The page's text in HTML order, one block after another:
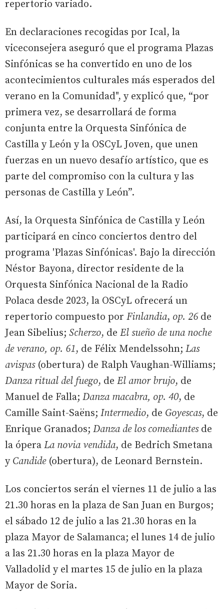
repertorio variado.
En declaraciones recogidas por Ical, la
viceconsejera aseguró que el programa Plazas
Sinfónicas se ha convertido en uno de los
acontecimientos culturales más esperados del
verano en la Comunidad", y explicó que, “por
primera vez, se desarrollará de forma
conjunta entre la Orquesta Sinfónica de
Castilla y León y la OSCyL Joven, que unen
fuerzas en un nuevo desafío artístico, que es
parte del compromiso con la cultura y las
personas de Castilla y León”.
Así, la Orquesta Sinfónica de Castilla y León
participará en cinco conciertos dentro del
programa 'Plazas Sinfónicas'. Bajo la dirección
Néstor Bayona, director residente de la
Orquesta Sinfónica Nacional de la Radio
Polaca desde 2023, la OSCyL ofrecerá un
repertorio compuesto por Finlandia, op. 26de
Jean Sibelius; Scherzo, de El sueño de una noche
de verano, op. 61, de Félix Mendelssohn; Las
avispas(obertura) de Ralph Vaughan-Williams;
Danza ritual del fuego, de El amor brujo, de
Manuel de Falla; Danza macabra, op. 40, de
Camille Saint-Saëns; Intermedio, de Goyescas, de
Enrique Granados; Danza de los comediantesde
la ópera La novia vendida, de Bedrich Smetana
y Candide(obertura), de Leonard Bernstein.
Los conciertos serán el viernes 11 de julio a las
21.30 horas en la plaza de San Juan en Burgos;
el sábado 12 de julio a las 21.30 horas en la
plaza Mayor de Salamanca; el lunes 14 de julio
a las 21.30 horas en la plaza Mayor de
Valladolid y el martes 15 de julio en la plaza
Mayor de Soria.